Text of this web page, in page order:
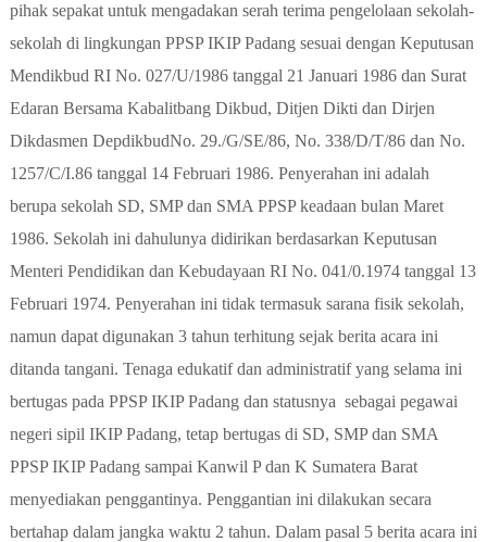
pihak sepakat untuk mengadakan serah terima pengelolaan sekolah-
sekolah di lingkungan PPSP IKIP Padang sesuai dengan Keputusan
Mendikbud RI No. 027/U/1986 tanggal 21 Januari 1986 dan Surat
Edaran Bersama Kabalitbang Dikbud, Ditjen Dikti dan Dirjen
Dikdasmen DepdikbudNo. 29./G/SE/86, No. 338/D/T/86 dan No.
1257/C/I.86 tanggal 14 Februari 1986. Penyerahan ini adalah
berupa sekolah SD, SMP dan SMA PPSP keadaan bulan Maret
1986. Sekolah ini dahulunya didirikan berdasarkan Keputusan
Menteri Pendidikan dan Kebudayaan RI No. 041/0.1974 tanggal 13
Februari 1974. Penyerahan ini tidak termasuk sarana fisik sekolah,
namun dapat digunakan 3 tahun terhitung sejak berita acara ini
ditanda tangani. Tenaga edukatif dan administratif yang selama ini
bertugas pada PPSP IKIP Padang dan statusnya sebagai pegawai
negeri sipil IKIP Padang, tetap bertugas di SD, SMP dan SMA
PPSP IKIP Padang sampai Kanwil P dan K Sumatera Barat
menyediakan penggantinya. Penggantian ini dilakukan secara
bertahap dalam jangka waktu 2 tahun. Dalam pasal 5 berita acara ini